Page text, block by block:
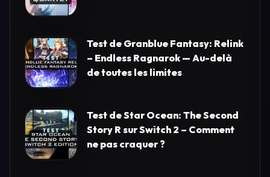
Test de Granblue Fantasy: Relink
– Endless Ragnarok — Au-delà
de toutes les limites
Test de Star Ocean: The Second
Story R sur Switch 2 – Comment
ne pas craquer ?